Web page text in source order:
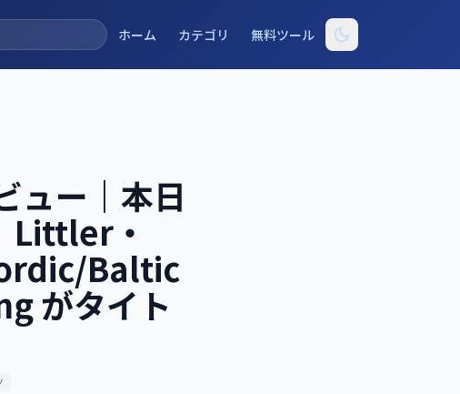
ホーム カテゴリ 無料ツール
ュー｜本日
Littler・
Baltic
がタイト